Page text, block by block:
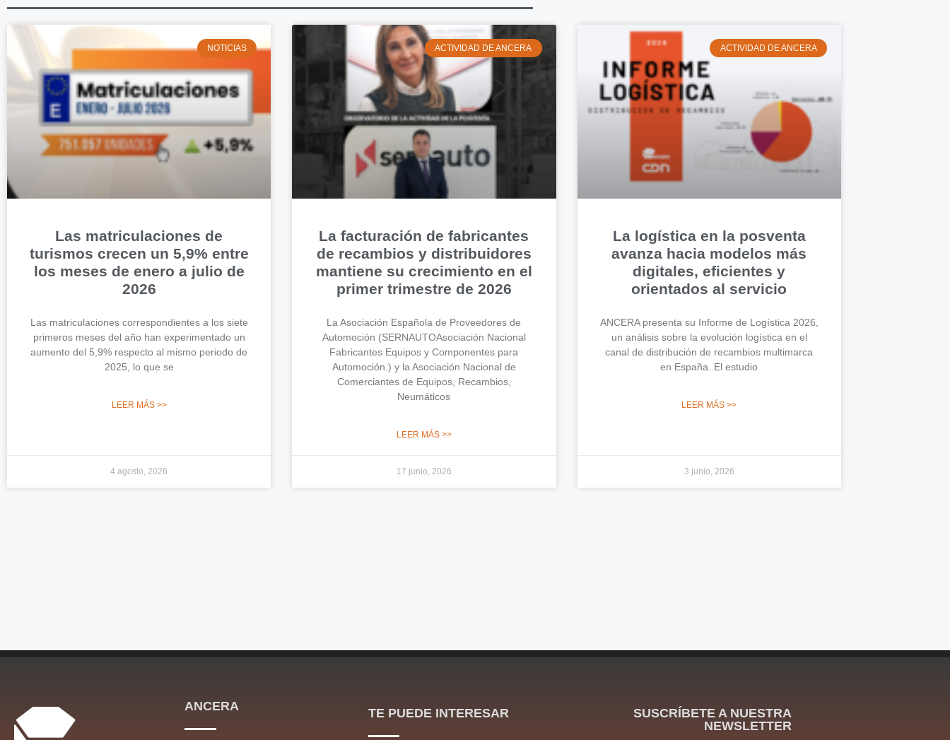
NOTICIAS
Las matriculaciones de
turismos crecen un 5,9% entre
los meses de enero a julio de
2026
Las matriculaciones correspondientes a los siete
primeros meses del año han experimentado un
aumento del 5,9% respecto al mismo periodo de
2025, lo que se
LEER MÁS >>
4 agosto, 2026
ACTIVIDAD DE ANCERA
La facturación de fabricantes
de recambios y distribuidores
mantiene su crecimiento en el
primer trimestre de 2026
La Asociación Española de Proveedores de
Automoción (SERNAUTOAsociación Nacional
Fabricantes Equipos y Componentes para
Automoción.) y la Asociación Nacional de
Comerciantes de Equipos, Recambios,
Neumáticos
LEER MÁS >>
17 junio, 2026
ACTIVIDAD DE ANCERA
La logística en la posventa
avanza hacia modelos más
digitales, eficientes y
orientados al servicio
ANCERA presenta su Informe de Logística 2026,
un análisis sobre la evolución logística en el
canal de distribución de recambios multimarca
en España. El estudio
LEER MÁS >>
3 junio, 2026
ANCERA TE PUEDE INTERESAR
SUSCRÍBETE A NUESTRA
NEWSLETTER